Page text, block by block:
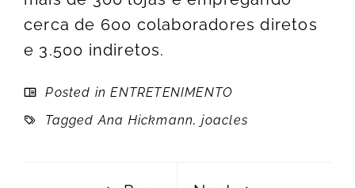
cerca de 600 colaboradores diretos
e 3.500 indiretos.
Posted inENTRETENIMENTO
TaggedAna Hickmann, joacles